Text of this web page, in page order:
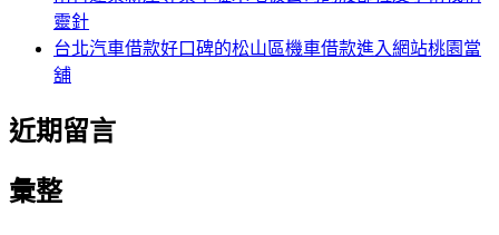
靈針
台北汽車借款好口碑的松山區機車借款進入網站桃園當
舖
近期留言
彙整